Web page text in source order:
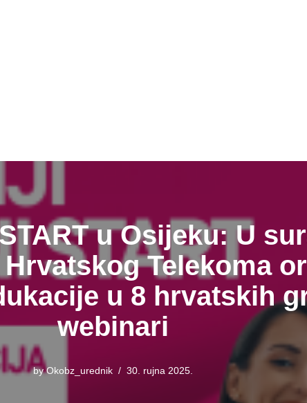
u Osijeku: U
Telekoma
u 8 hrvatskih
webinari
byOkobz_urednik 30. rujna 2025.